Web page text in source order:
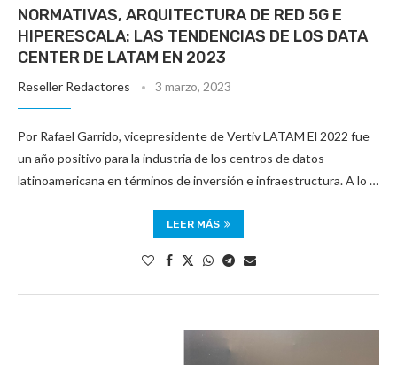
NORMATIVAS, ARQUITECTURA DE RED 5G E
HIPERESCALA: LAS TENDENCIAS DE LOS DATA
CENTER DE LATAM EN 2023
Reseller Redactores 3 marzo, 2023
Por Rafael Garrido, vicepresidente de Vertiv LATAM El 2022 fue
un año positivo para la industria de los centros de datos
latinoamericana en términos de inversión e infraestructura. A lo …
LEER MÁS